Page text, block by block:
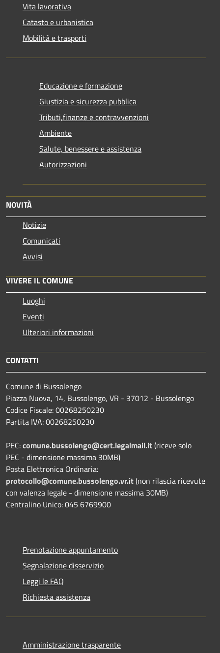
Vita lavorativa
Catasto e urbanistica
Mobilità e trasporti
Educazione e formazione
Giustizia e sicurezza pubblica
Tributi,finanze e contravvenzioni
Ambiente
Salute, benessere e assistenza
Autorizzazioni
NOVITÀ
Notizie
Comunicati
Avvisi
VIVERE IL COMUNE
Luoghi
Eventi
Ulteriori informazioni
CONTATTI
Comune di Bussolengo
Piazza Nuova, 14, Bussolengo, VR - 37012 - Bussolengo
Codice Fiscale: 00268250230
Partita IVA: 00268250230
PEC:comune.bussolengo@cert.legalmail.it(riceve solo
PEC - dimensione massima 30MB)
Posta Elettronica Ordinaria:
protocollo@comune.bussolengo.vr.it(non rilascia ricevute
con valenza legale - dimensione massima 30MB)
Centralino Unico: 045 6769900
Prenotazione appuntamento
Segnalazione disservizio
Leggi le FAQ
Richiesta assistenza
Amministrazione trasparente